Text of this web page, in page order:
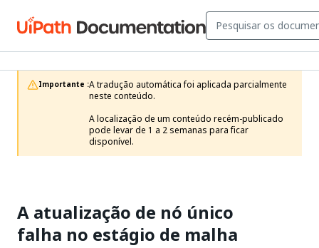
Importante :A tradução automática foi aplicada parcialmente
neste conteúdo.
A localização de um conteúdo recém-publicado
pode levar de 1 a 2 semanas para ficar
disponível.
A atualização de nó único
falha no estágio de malha